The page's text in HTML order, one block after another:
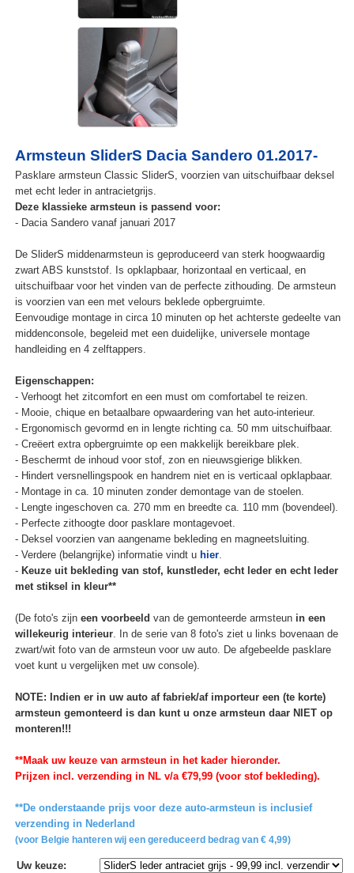
Armsteun SliderS Dacia Sandero 01.2017-
Pasklare armsteun Classic SliderS, voorzien van uitschuifbaar deksel
met echt leder in antracietgrijs.
Deze klassieke armsteun is passend voor:
- Dacia Sandero vanaf januari 2017
De SliderS middenarmsteun is geproduceerd van sterk hoogwaardig
zwart ABS kunststof. Is opklapbaar, horizontaal en verticaal, en
uitschuifbaar voor het vinden van de perfecte zithouding. De armsteun
is voorzien van een met velours beklede opbergruimte.
Eenvoudige montage in circa 10 minuten op het achterste gedeelte van
middenconsole, begeleid met een duidelijke, universele montage
handleiding en 4 zelftappers.
Eigenschappen:
- Verhoogt het zitcomfort en een must om comfortabel te reizen.
- Mooie, chique en betaalbare opwaardering van het auto-interieur.
- Ergonomisch gevormd en in lengte richting ca. 50 mm uitschuifbaar.
- Creëert extra opbergruimte op een makkelijk bereikbare plek.
- Beschermt de inhoud voor stof, zon en nieuwsgierige blikken.
- Hindert versnellingspook en handrem niet en is verticaal opklapbaar.
- Montage in ca. 10 minuten zonder demontage van de stoelen.
- Lengte ingeschoven ca. 270 mm en breedte ca. 110 mm (bovendeel).
- Perfecte zithoogte door pasklare montagevoet.
- Deksel voorzien van aangename bekleding en magneetsluiting.
- Verdere (belangrijke) informatie vindt u hier.
- Keuze uit bekleding van stof, kunstleder, echt leder en echt leder
met stiksel in kleur**
(De foto's zijn een voorbeeld van de gemonteerde armsteun in een
willekeurig interieur. In de serie van 8 foto's ziet u links bovenaan de
zwart/wit foto van de armsteun voor uw auto. De afgebeelde pasklare
voet kunt u vergelijken met uw console).
NOTE: Indien er in uw auto af fabriek/af importeur een (te korte)
armsteun gemonteerd is dan kunt u onze armsteun daar NIET op
monteren!!!
**Maak uw keuze van armsteun in het kader hieronder.
Prijzen incl. verzending in NL v/a €79,99 (voor stof bekleding).
**De onderstaande prijs voor deze auto-armsteun is inclusief
verzending in Nederland
(voor Belgie hanteren wij een gereduceerd bedrag van € 4,99)
Uw keuze: